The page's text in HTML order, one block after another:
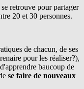
retrouve pour partager
20 et 30 personnes.
de chacun, de ses
pour les réaliser?),
baucoup de
se faire de nouveaux